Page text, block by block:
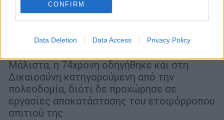
CONFIRM
Data Deletion Data Access Privacy Policy
08.11.2022 08:36
Ιωάννινα: Έσκαβαν στο σπίτι τους τον
θησαυρό του... Αλή Πασά και γκρέμισαν
το σπίτι της γειτόνισσας
Μάλιστα, η 74χρονη οδηγήθηκε και στη
Δικαιοσύνη κατηγορούμενη από την
πολεοδομία, διότι δε προχώρησε σε
εργασίες αποκατάστασης του ετοιμόρροπου
σπιτιού της